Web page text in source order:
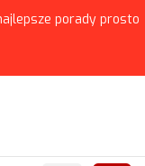
porady prosto